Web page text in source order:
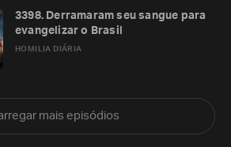
HOMILIA DIÁRIA
3398. Derramaram seu sangue para
evangelizar o Brasil
mais episódios